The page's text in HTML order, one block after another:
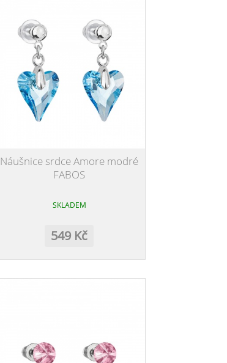
Náušnice srdce Amore modré
FABOS
SKLADEM
549 Kč